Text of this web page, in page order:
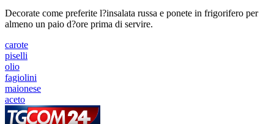
Decorate come preferite l?insalata russa e ponete in frigorifero per
almeno un paio d?ore prima di servire.
carote
piselli
olio
fagiolini
maionese
aceto